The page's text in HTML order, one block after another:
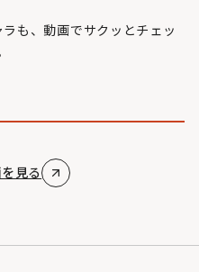
も、動画でサクッとチェッ
見る